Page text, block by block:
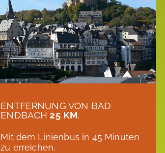
ENTFERNUNG VON BAD
ENDBACH 25 KM.
Mit dem Linienbus in 45 Minuten
zu erreichen.